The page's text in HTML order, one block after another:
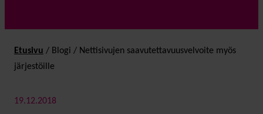
Etusivu / Blogi / Nettisivujen saavutettavuusvelvoite myös
järjestöille
19.12.2018